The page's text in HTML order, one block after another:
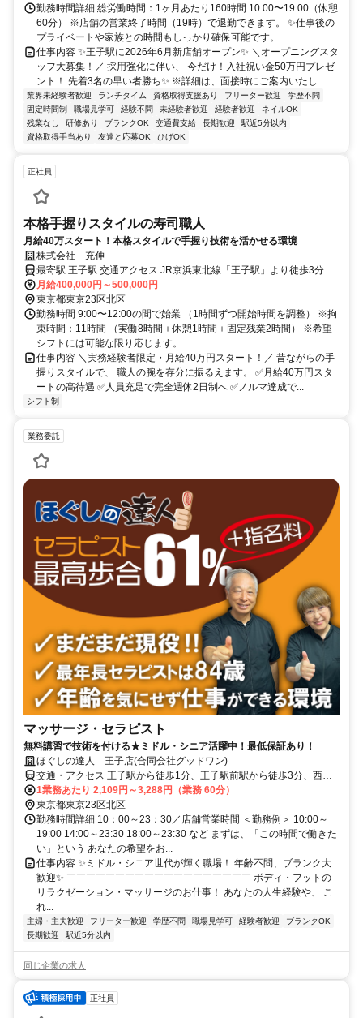
勤務時間詳細 総労働時間：1ヶ月あたり160時間 10:00〜19:00（休憩
60分） ※店舗の営業終了時間（19時）で退勤できます。 ✨仕事後の
プライベートや家族との時間もしっかり確保可能です。
仕事内容 ✨王子駅に2026年6月新店舗オープン✨ ＼オープニングスタ
ッフ大募集！／ 採用強化に伴い、 今だけ！入社祝い金50万円プレゼ
ント！ 先着3名の早い者勝ち✨ ※詳細は、面接時にご案内いたし...
業界未経験者歓迎 ランチタイム 資格取得支援あり フリーター歓迎
学歴不問
固定時間制
職場見学可 経験不問 未経験者歓迎 経験者歓迎
ネイルOK
残業なし
研修あり ブランクOK 交通費支給 長期歓迎
駅近5分以内
資格取得手当あり
友達と応募OK ひげOK
正社員
本格手握りスタイルの寿司職人
月給40万スタート！本格スタイルで手握り技術を活かせる環境
株式会社 充伸
最寄駅 王子駅 交通アクセス JR京浜東北線「王子駅」より徒歩3分
月給400,000円～500,000円
東京都東京23区北区
勤務時間 9:00〜12:00の間で始業 （1時間ずつ開始時間を調整） ※拘
束時間：11時間 （実働8時間＋休憩1時間＋固定残業2時間） ※希望
シフトには可能な限り応じます。
仕事内容 ＼実務経験者限定・月給40万円スタート！／ 昔ながらの手
握りスタイルで、 職人の腕を存分に振るえます。 ✅月給40万円スタ
ートの高待遇 ✅人員充足で完全週休2日制へ ✅ノルマ達成で...
シフト制
業務委託
マッサージ・セラピスト
無料講習で技術を付ける★ミドル・シニア活躍中！最低保証あり！
ほぐしの達人 王子店(合同会社グッドワン)
交通・アクセス 王子駅から徒歩1分、王子駅前駅から徒歩3分、西ヶ
原駅から徒歩15分、栄町駅から徒歩11分
1業務あたり 2,109円～3,288円（業務 60分）
東京都東京23区北区
勤務時間詳細 10：00～23：30／店舗営業時間 ＜勤務例＞ 10:00～
19:00 14:00～23:30 18:00～23:30 など まずは、「この時間で働きた
い」という あなたの希望をお...
仕事内容 ✨ミドル・シニア世代が輝く職場！ 年齢不問、ブランク大
歓迎✨ ￣￣￣￣￣￣￣￣￣￣￣￣￣￣￣￣￣￣￣ ボディ・フットの
リラクゼーション・マッサージのお仕事！ あなたの人生経験や、 こ
れ...
主婦・主夫歓迎 フリーター歓迎 学歴不問 職場見学可 経験者歓迎
ブランクOK
長期歓迎
駅近5分以内
同じ企業の求人
正社員